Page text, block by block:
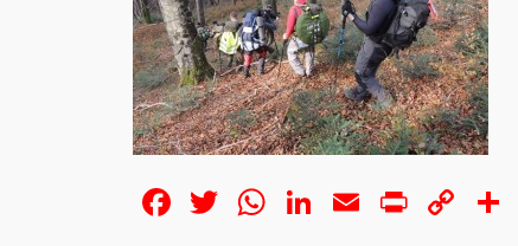
Facebook
Twitter
WhatsApp
LinkedIn
EmailPrint